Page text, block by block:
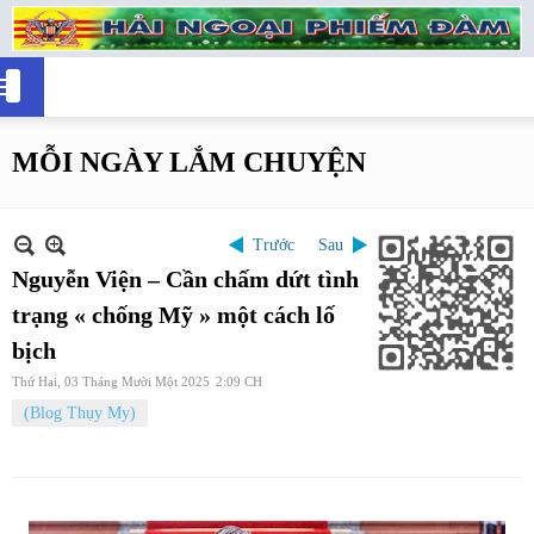
MỖI NGÀY LẮM CHUYỆN
Trước Sau
Nguyễn Viện – Cần chấm dứt tình
trạng « chống Mỹ » một cách lố
bịch
Thứ Hai, 03 Tháng Mười Một 2025 2:09 CH
(Blog Thụy My)